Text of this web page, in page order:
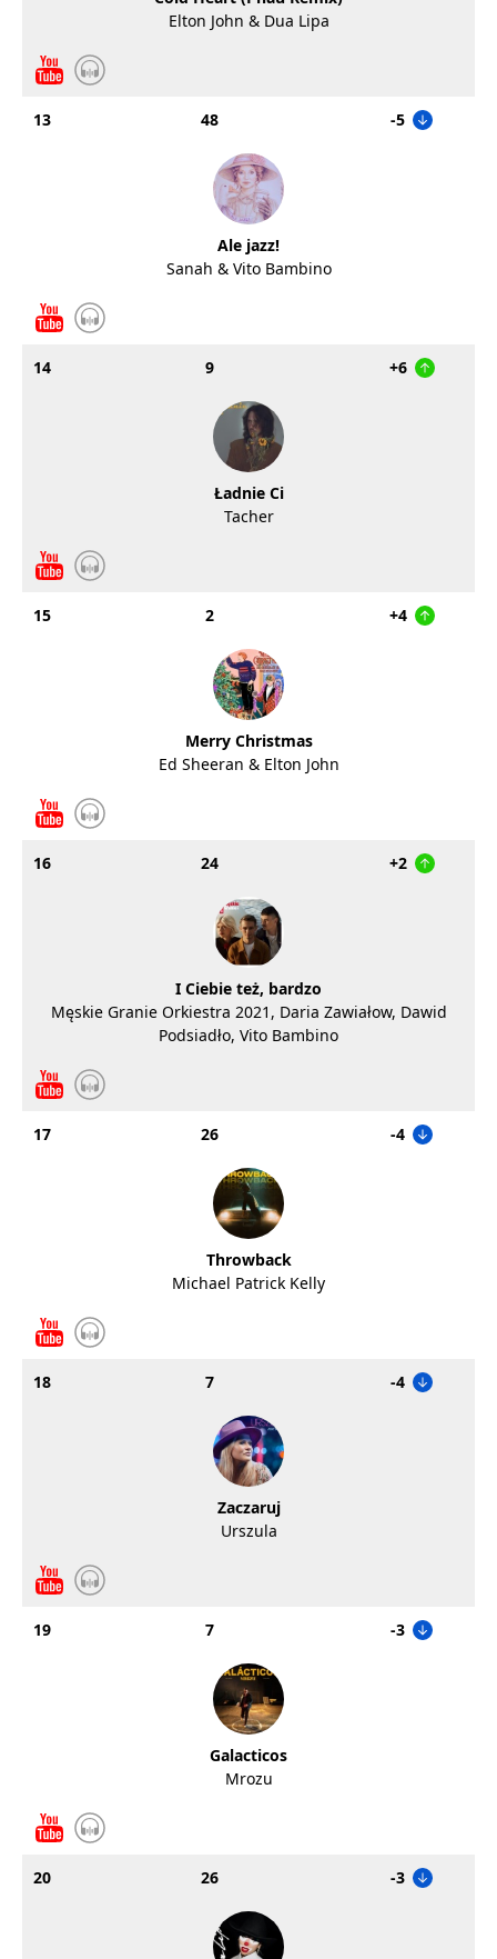
Elton John & Dua Lipa
13 48 -5
Ale jazz!
Sanah & Vito Bambino
14 9 +6
Ładnie Ci
Tacher
15 2 +4
Merry Christmas
Ed Sheeran & Elton John
16 24 +2
I Ciebie też, bardzo
Męskie Granie Orkiestra 2021, Daria Zawiałow, Dawid
Podsiadło, Vito Bambino
17 26 -4
Throwback
Michael Patrick Kelly
18 7 -4
Zaczaruj
Urszula
19 7 -3
Galacticos
Mrozu
20 26 -3